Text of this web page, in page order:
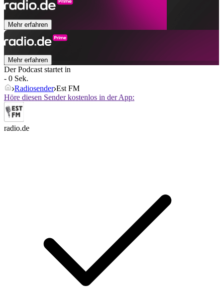
Mehr erfahren
Mehr erfahren
Der Podcast startet in
- 0 Sek.
Radiosender Est FM
Höre diesen Sender kostenlos in der App:
radio.de